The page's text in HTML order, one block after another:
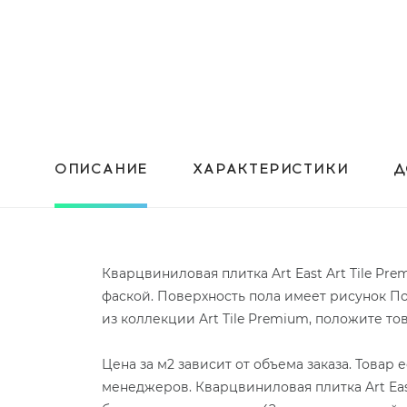
ОПИСАНИЕ ХАРАКТЕРИСТИКИ
Кварцвиниловая плитка Art East Art Tile
фаской. Поверхность пола имеет рисунок
из коллекции Art Tile Premium, положите
Цена за м2 зависит от объема заказа.
менеджеров. Кварцвиниловая плитка Art